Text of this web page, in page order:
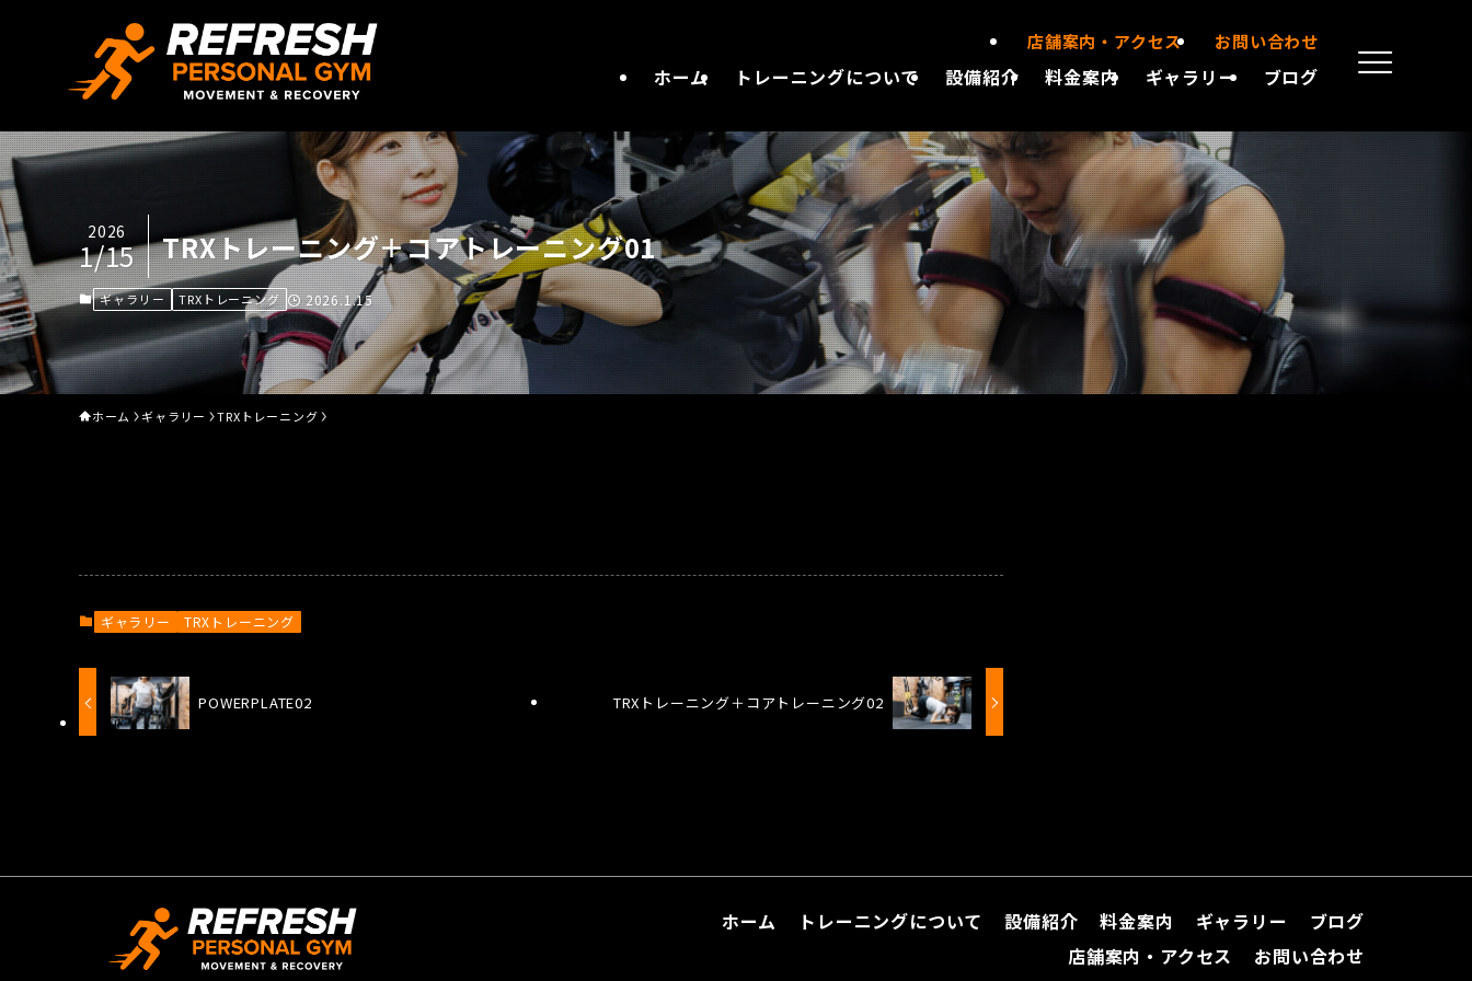
ホーム トレーニングについて 設備紹介 料金案内 ギャラリー ブログ
店舗案内・アクセス お問い合わせ
TRXトレーニング＋コアトレーニング01
2026
1/15
ギャラリー TRXトレーニング 2026.1.15
ホーム ギャラリー TRXトレーニング
ギャラリー TRXトレーニング
POWERPLATE02 TRXトレーニング＋コアトレーニング02
ホーム トレーニングについて 設備紹介 料金案内 ギャラリー
ブログ
店舗案内・アクセス
お問い合わせ